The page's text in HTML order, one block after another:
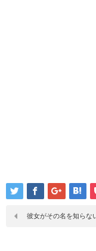
彼女がその名を知らな